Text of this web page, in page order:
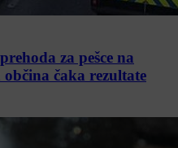
za pešce na
čaka rezultate